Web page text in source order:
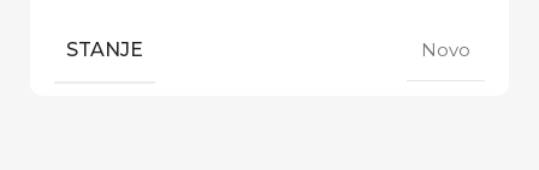
STANJE Novo